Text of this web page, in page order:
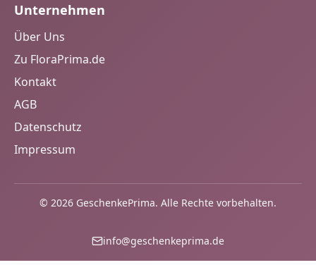
Unternehmen
Über Uns
Zu FloraPrima.de
Kontakt
AGB
Datenschutz
Impressum
© 2026 GeschenkePrima. Alle Rechte vorbehalten.
info@geschenkeprima.de